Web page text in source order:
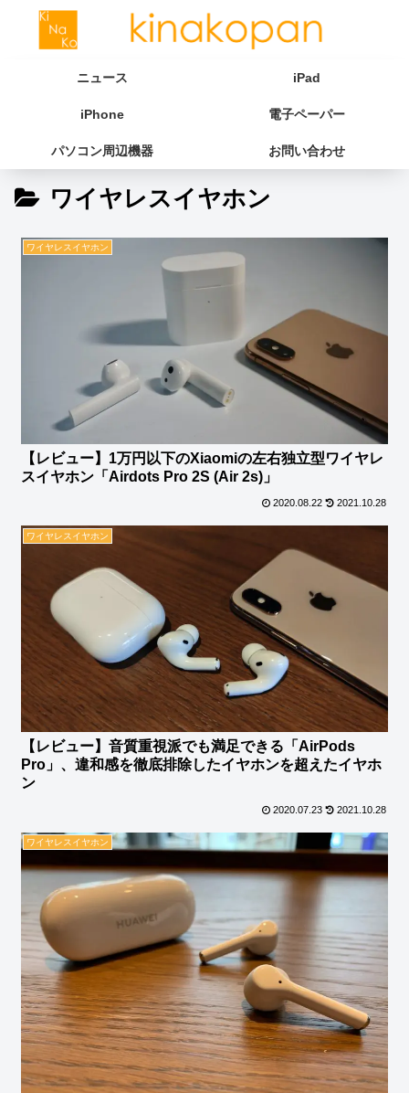
ニュース iPad
iPhone 電子ペーパー
パソコン周辺機器 お問い合わせ
ワイヤレスイヤホン
ワイヤレスイヤホン
【レビュー】1万円以下のXiaomiの左右独立型ワイヤレ
スイヤホン「Airdots Pro 2S (Air 2s)」
2020.08.22 2021.10.28
ワイヤレスイヤホン
【レビュー】音質重視派でも満足できる「AirPods
Pro」、違和感を徹底排除したイヤホンを超えたイヤホ
ン
2020.07.23 2021.10.28
ワイヤレスイヤホン